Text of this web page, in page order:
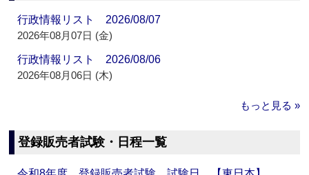
行政情報リスト 2026/08/07
2026年08月07日 (金)
行政情報リスト 2026/08/06
2026年08月06日 (木)
もっと見る »
登録販売者試験・日程一覧